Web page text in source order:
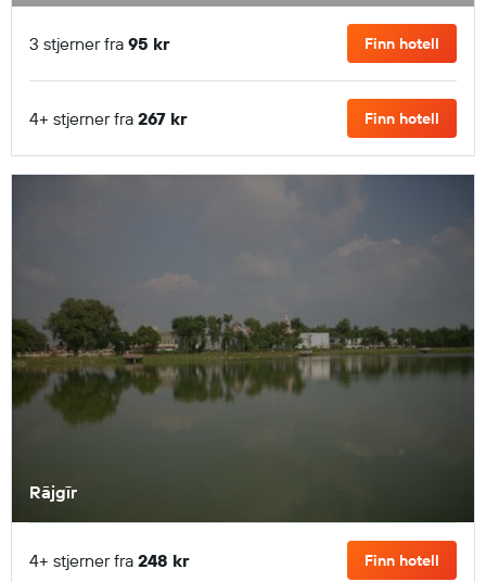
3 stjerner fra 95 kr Finn hotell
4+ stjerner fra 267 kr Finn hotell
Rājgīr
4+ stjerner fra 248 kr Finn hotell